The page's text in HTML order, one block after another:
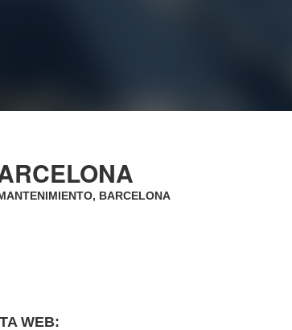
BARCELONA
WEB: